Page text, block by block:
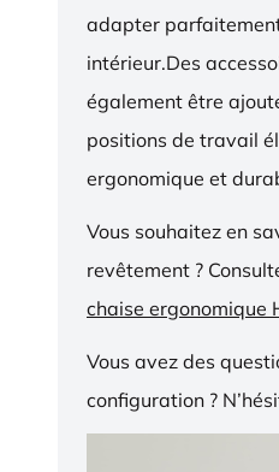
adapter
intérieur.Des
également être
positions de travail
ergonomique et
Vous souhaitez en
revêtement ?
chaise ergonomique
Vous avez des
configuration ?